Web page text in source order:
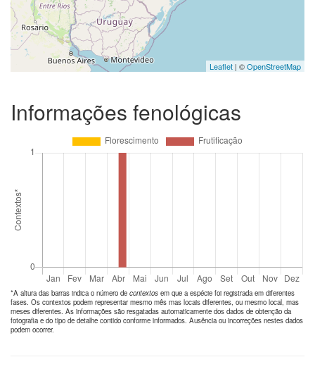
Leaflet | ©OpenStreetMap
Informações fenológicas
*A altura das barras indica o número de contextos em que a espécie foi registrada em diferentes
fases. Os contextos podem representar mesmo mês mas locais diferentes, ou mesmo local, mas
meses diferentes. As informações são resgatadas automaticamente dos dados de obtenção da
fotografia e do tipo de detalhe contido conforme informados. Ausência ou incorreções nestes dados
podem ocorrer.